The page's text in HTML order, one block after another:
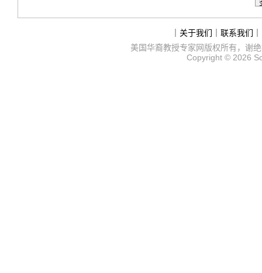
关于我们 联系我们
美国华裔教授专家网版权所有，谢
Copyright © 2026